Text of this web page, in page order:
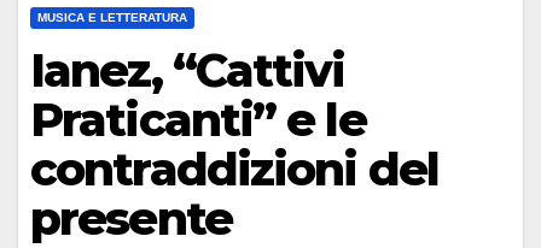
MUSICA E LETTERATURA
Ianez, “Cattivi
Praticanti” e le
contraddizioni del
presente